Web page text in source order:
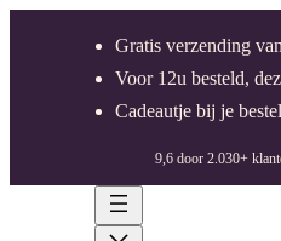
Gratis verzending
Voor 12u besteld,
Cadeautje bij je
9,6 door 2.030+